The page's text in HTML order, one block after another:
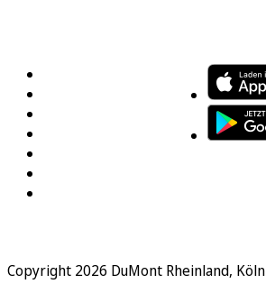
Copyright 2026 DuMont Rheinland, Köln